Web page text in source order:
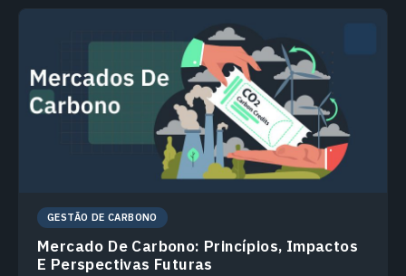
GESTÃO DE CARBONO
Mercado De Carbono: Princípios, Impactos
E Perspectivas Futuras